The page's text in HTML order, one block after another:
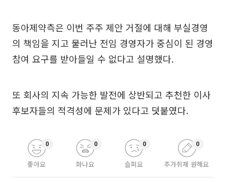
동아제약측은 이번 주주 제안 거절에 대해 부실경영
의 책임을 지고 물러난 전임 경영자가 중심이 된 경영
참여 요구를 받아들일 수 없다고 설명했다.
또 회사의 지속 가능한 발전에 상반되고 추천한 이사
후보자들의 적격성에 문제가 있다고 덧붙였다.
좋아요
0
화나요
0
슬퍼요
0
추가취재 원해요
0